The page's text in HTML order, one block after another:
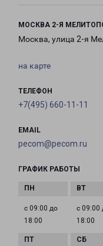
МОСКВА 2-Я
Москва, улица 2-я
на карте
ТЕЛЕФОН
+7(495) 660-11-11
EMAIL
pecom@pecom.ru
ГРАФИК РАБОТЫ
с 09:00 до
18:00
с 09:00
18:00